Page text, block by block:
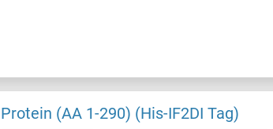
(AA 1-290) (His-IF2DI Tag)